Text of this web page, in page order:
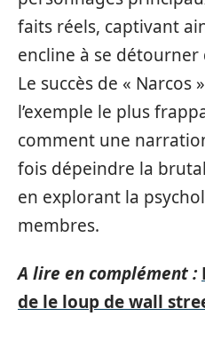
faits réels, captivant
encline à se détourner
Le succès de « Narcos
l’exemple le plus
comment une
fois dépeindre la
en explorant la
membres.
A lire en complément :
de le loup de wall